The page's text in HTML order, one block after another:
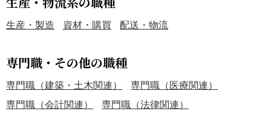
生産・製造 資材・購買 配送・物流
専門職・その他の職種
専門職（建築・土木関連）
専門職（医療関連）
専門職（会計関連）
専門職（法律関連）